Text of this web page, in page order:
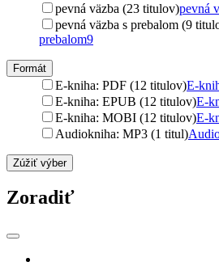
pevná väzba (23 titulov)pevná
pevná väzba s prebalom (9
prebalom9
Formát
E-kniha: PDF (12 titulov)E-
E-kniha: EPUB (12 titulov)E-
E-kniha: MOBI (12 titulov)E-
Audiokniha: MP3 (1 titul)
Zúžiť výber
Zoradiť